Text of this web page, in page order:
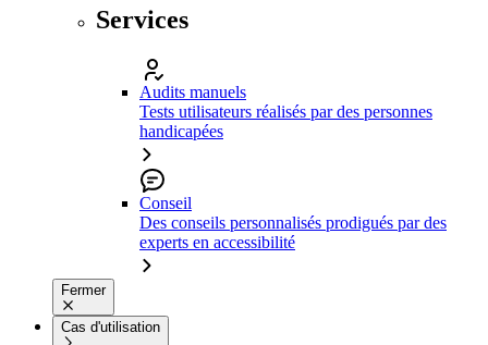
Services
Audits manuels
Tests utilisateurs réalisés par des personnes
handicapées
Conseil
Des conseils personnalisés prodigués par des
experts en accessibilité
Fermer
Cas d'utilisation